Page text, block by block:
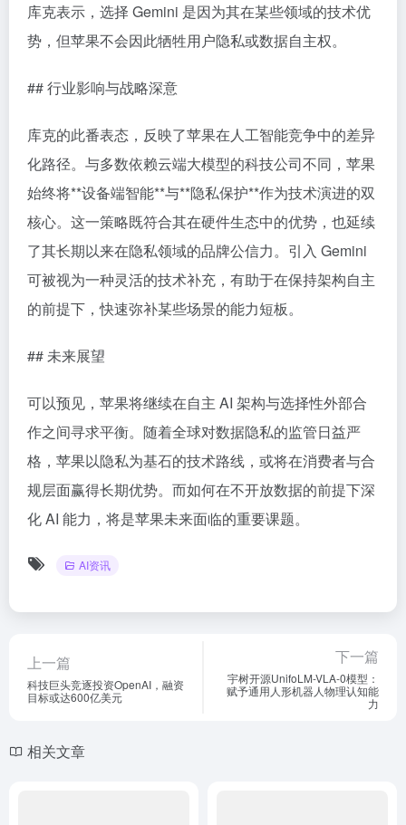
库克表示，选择 Gemini 是因为其在某些领域的技术优
势，但苹果不会因此牺牲用户隐私或数据自主权。
## 行业影响与战略深意
库克的此番表态，反映了苹果在人工智能竞争中的差异
化路径。与多数依赖云端大模型的科技公司不同，苹果
始终将**设备端智能**与**隐私保护**作为技术演进的双
核心。这一策略既符合其在硬件生态中的优势，也延续
了其长期以来在隐私领域的品牌公信力。引入 Gemini
可被视为一种灵活的技术补充，有助于在保持架构自主
的前提下，快速弥补某些场景的能力短板。
## 未来展望
可以预见，苹果将继续在自主 AI 架构与选择性外部合
作之间寻求平衡。随着全球对数据隐私的监管日益严
格，苹果以隐私为基石的技术路线，或将在消费者与合
规层面赢得长期优势。而如何在不开放数据的前提下深
化 AI 能力，将是苹果未来面临的重要课题。
AI资讯
上一篇
科技巨头竞逐投资OpenAI，融资
目标或达600亿美元
下一篇
宇树开源UnifoLM-VLA-0模型：
赋予通用人形机器人物理认知能
力
相关文章